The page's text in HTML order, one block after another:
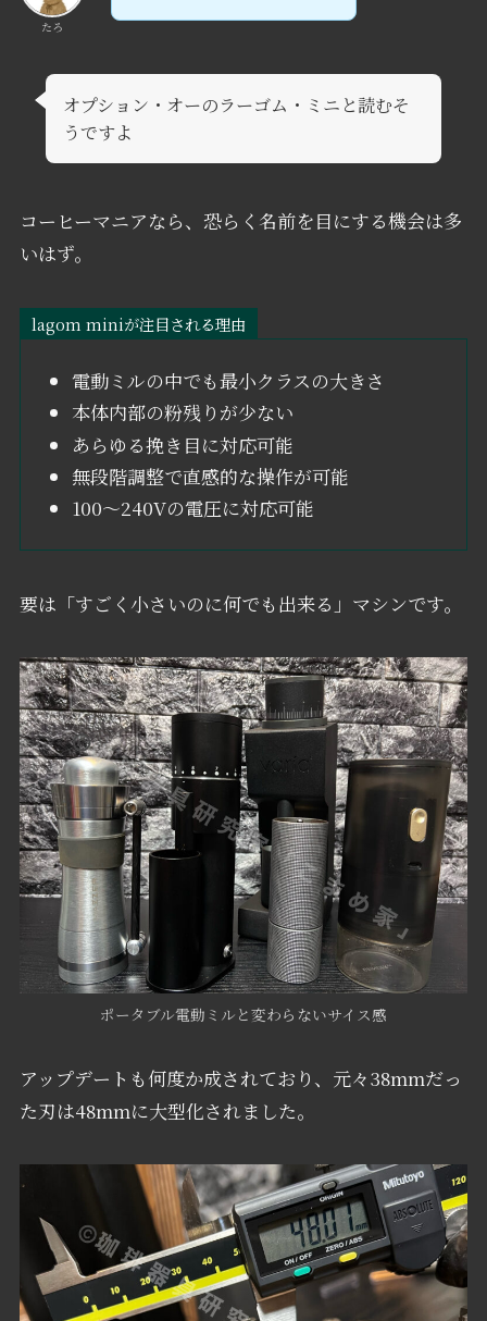
たろ
オプション・オーのラーゴム・ミニと読むそ
うですよ
コーヒーマニアなら、恐らく名前を目にする機会は多
いはず。
lagom miniが注目される理由
電動ミルの中でも最小クラスの大きさ
本体内部の粉残りが少ない
あらゆる挽き目に対応可能
無段階調整で直感的な操作が可能
100～240Vの電圧に対応可能
要は「すごく小さいのに何でも出来る」マシンです。
ポータブル電動ミルと変わらないサイス感
アップデートも何度か成されており、元々38mmだっ
た刃は48mmに大型化されました。